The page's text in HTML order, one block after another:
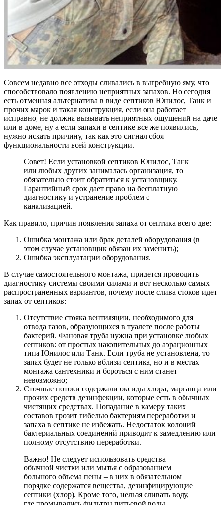
Совсем недавно все отходы сливались в выгребную яму, что
способствовало появлению неприятных запахов. Но сегодня
есть отменная альтернатива в виде септиков Юнилос, Танк и
прочих марок и такая конструкция, если она работает
исправно, не должна вызывать неприятных ощущений на даче
или в доме, ну а если запахи в септике все же появились,
нужно искать причину, так как это сигнал сбоя
функциональности всей конструкции.
Совет! Если установкой септиков Юнилос, Танк
или любых других занималась организация, то
обязательно стоит обратиться к установщику.
Гарантийный срок дает право на бесплатную
диагностику и устранение проблем с
канализацией.
Как правило, причин появления запаха от септика всего две:
Ошибка монтажа или брак деталей оборудования (в
этом случае установщик обязан их заменить);
Ошибка эксплуатации оборудования.
В случае самостоятельного монтажа, придется проводить
диагностику системы своими силами и вот несколько самых
распространенных вариантов, почему после слива стоков идет
запах от септиков:
Отсутствие стояка вентиляции, необходимого для
отвода газов, образующихся в туалете после работы
бактерий. Фановая труба нужна при установке любых
септиков: от простых накопительных до аэрационных
типа Юнилос или Танк. Если труба не установлена, то
запах будет не только вблизи септика, но и в местах
монтажа сантехники и бороться с ним станет
невозможно;
Сточные потоки содержали оксиды хлора, марганца или
прочих средств дезинфекции, которые есть в обычных
чистящих средствах. Попадание в камеру таких
составов грозит гибелью бактериям переработки и
запаха в септике не избежать. Недостаток колоний
бактериальных соединений приводит к замедлению или
полному отсутствию переработки.
Важно! Не следует использовать средства
обычной чистки или мытья с образованием
большого объема пены – в них в обязательном
порядке содержатся вещества, дезинфицирующие
септики (хлор). Кроме того, нельзя сливать воду,